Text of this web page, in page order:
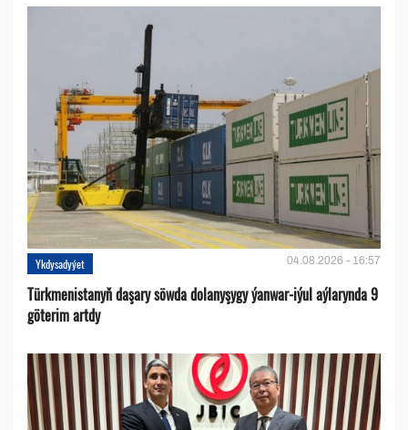
Ykdysadyýet 04.08.2026 - 16:57
Türkmenistanyň daşary söwda dolanyşygy ýanwar-iýul aýlarynda 9
göterim artdy